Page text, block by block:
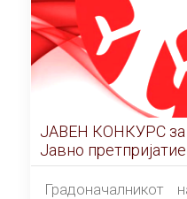
ЈАВЕН КОНКУРС за избор на Директор на
Јавно претпријатие „Паркинзи на Општина
Центар“ – Скопје